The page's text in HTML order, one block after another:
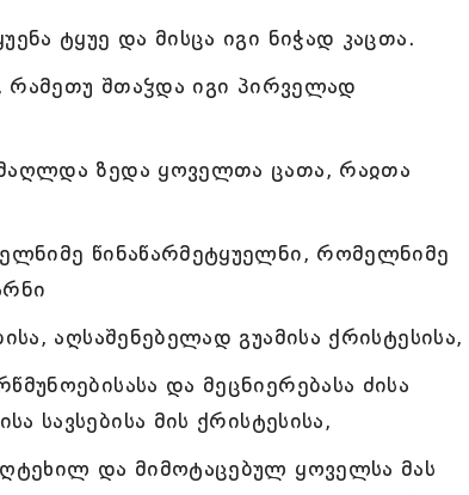
ტყუე და მისცა იგი ნიჭად კაცთა.
რამეთუ შთაჴდა იგი პირველად
ზედა ყოველთა ცათა, რაჲთა
წინაწარმეტყუელნი, რომელნიმე
აღსაშენებელად გუამისა ქრისტესისა,
და მეცნიერებასა ძისა
სავსებისა მის ქრისტესისა,
და მიმოტაცებულ ყოველსა მას